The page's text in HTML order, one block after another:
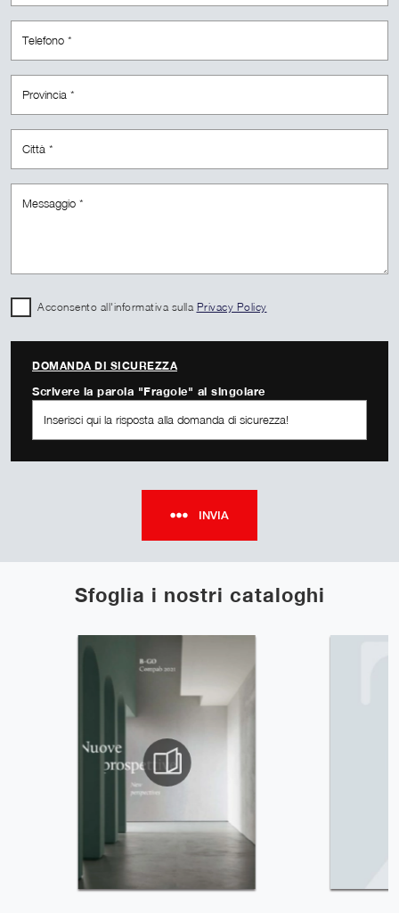
Sfoglia i nostri cataloghi
Acconsento all'informativa sulla Privacy Policy
DOMANDA DI SICUREZZA
Scrivere la parola "Fragole" al singolare
INVIA